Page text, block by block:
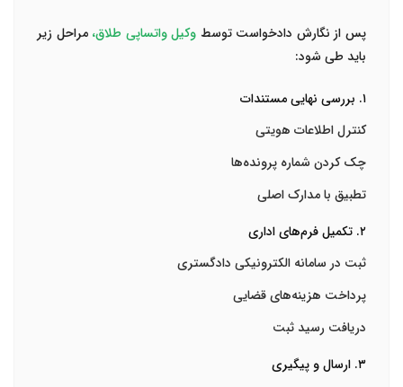
پس از نگارش دادخواست توسط وکیل واتساپی طلاق، مراحل زیر
باید طی شود:
۱. بررسی نهایی مستندات
کنترل اطلاعات هویتی
چک کردن شماره پرونده‌ها
تطبیق با مدارک اصلی
۲. تکمیل فرم‌های اداری
ثبت در سامانه الکترونیکی دادگستری
پرداخت هزینه‌های قضایی
دریافت رسید ثبت
۳. ارسال و پیگیری